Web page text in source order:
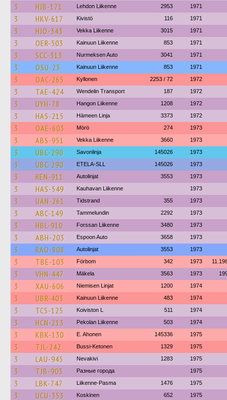
3 HJB-171 Lehdon Liikenne 2953 1971
3 HKV-617 Kivistö 116 1971
3 HJO-343 Vekka Liikenne 3015 1971
3 OER-503 Kainuun Liikenne 853 1971
3 SCC-313 Nurmeksen Auto 3041 1971
3 OSU-23 Kainuun Liikenne 853 1971
3 OAC-265 Kyllonen 2253 / 72 1972
3 TAE-424 Wendelin Transport 187 1972
3 UYH-78 Hangon Liikenne 1208 1972
3 HAS-215 Hämeen Linja 3373 1972
3 OAE-603 Mörö 274 1973
3 ABS-951 Vekka Liikenne 3660 1973
3 UBC-290 Savonlinja 145026 1973
3 UBC-290 ETELA-SLL 145026 1973
3 REN-911 Autolinjat 3553 1973
3 HAS-549 Kauhavan Liikenne 1973
3 UAN-261 Tidstrand 355 1973
3 ABC-149 Tammelundin 2292 1973
3 HBL-910 Forssan Liikenne 3480 1973
3 ABH-203 Espoon Auto 3658 1973
3 RAO-808 Autolinjat 3553 1973
3 TBE-103 Förbom 342 1973
3 VHN-447 Mäkela 3563 1973
3 XAU-606 Niemisen Linjat 1200 1974
3 UBR-403 Kainuun Liikenne 483 1974
3 TCS-125 Koiviston L 511 1974
3 HCN-213 Pekolan Liikenne 503 1974
3 KBK-130 E. Ahonen 145336 1975
3 TJL-242 Bussi-Ketonen 1329 1975
3 LAU-945 Nevakivi 1283 1975
3 TJB-903 Разные города 1975
3 LBK-747 Liikenne-Pasma 1476 1975
3 UCU-353 Koskinen 652 1975